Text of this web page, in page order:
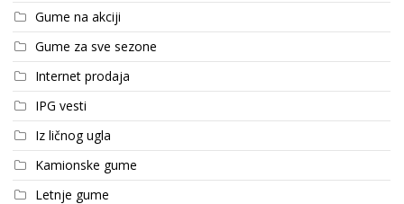
Gume na akciji
Gume za sve sezone
Internet prodaja
IPG vesti
Iz ličnog ugla
Kamionske gume
Letnje gume